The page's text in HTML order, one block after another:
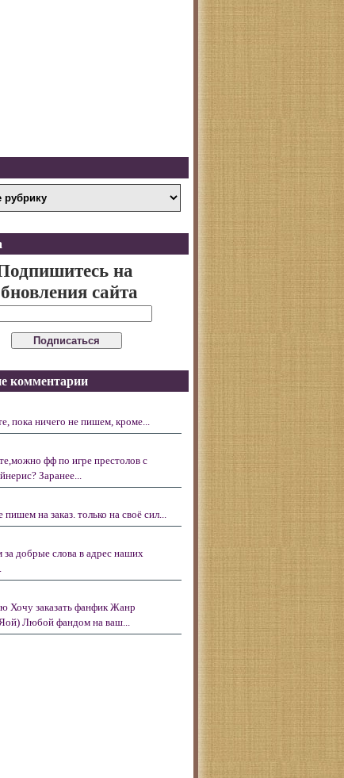
на
сайта
комментарии
пока ничего не пишем, кроме...
фф по игре престолов с
Заранее...
на заказ. только на своё сил...
за добрые слова в адрес наших
Хочу заказать фанфик Жанр
Любой фандом на ваш...